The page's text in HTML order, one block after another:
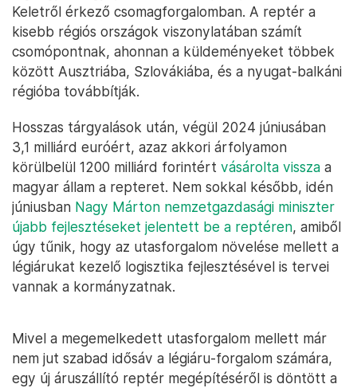
Keletről érkező csomagforgalomban. A reptér a
kisebb régiós országok viszonylatában számít
csomópontnak, ahonnan a küldeményeket többek
között Ausztriába, Szlovákiába, és a nyugat-balkáni
régióba továbbítják.
Hosszas tárgyalások után, végül 2024 júniusában
3,1 milliárd euróért, azaz akkori árfolyamon
körülbelül 1200 milliárd forintért vásárolta vissza a
magyar állam a repteret. Nem sokkal később, idén
júniusban Nagy Márton nemzetgazdasági miniszter
újabb fejlesztéseket jelentett be a reptéren, amiből
úgy tűnik, hogy az utasforgalom növelése mellett a
légiárukat kezelő logisztika fejlesztésével is tervei
vannak a kormányzatnak.
Mivel a megemelkedett utasforgalom mellett már
nem jut szabad idősáv a légiáru-forgalom számára,
egy új áruszállító reptér megépítéséről is döntött a